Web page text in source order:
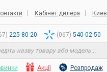
Кабінет дилера Киев
225-80-20 (067) 540-02-50
Акції Розпродаж